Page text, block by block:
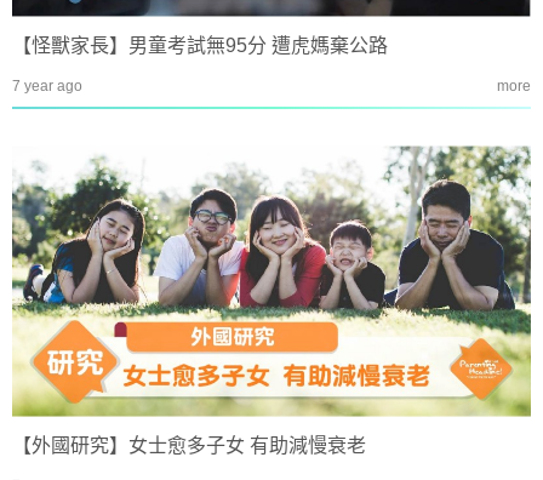
【怪獸家長】男童考試無95分 遭虎媽棄公路
7 year ago more
【外國研究】女士愈多子女 有助減慢衰老